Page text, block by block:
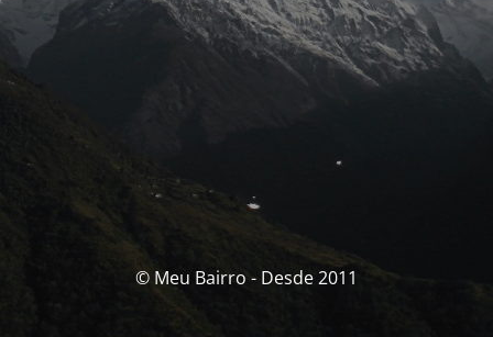
© Meu Bairro - Desde 2011